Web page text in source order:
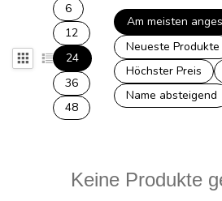
6
12
24
36
48
Am meisten
Neueste Produkte
Höchster Preis
Name absteigend
Keine Produkte